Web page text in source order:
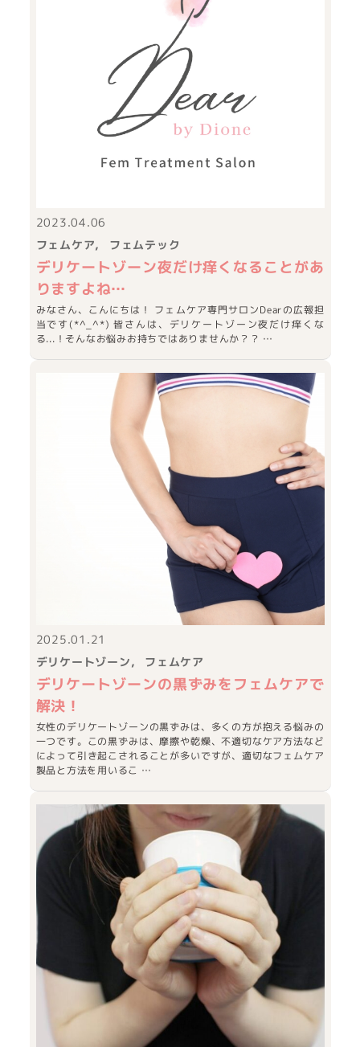
2023.04.06
フェムケア
フェムテック
デリケートゾーン夜だけ痒くなることがあ
りますよね…
みなさん、こんにちは！ フェムケア専門サロンDearの広報担
当です(*^_^*) 皆さんは、デリケートゾーン夜だけ痒くな
る...！そんなお悩みお持ちではありませんか？？ …
2025.01.21
デリケートゾーン
フェムケア
デリケートゾーンの黒ずみをフェムケアで
解決！
女性のデリケートゾーンの黒ずみは、多くの方が抱える悩みの
一つです。この黒ずみは、摩擦や乾燥、不適切なケア方法など
によって引き起こされることが多いですが、適切なフェムケア
製品と方法を用いるこ …